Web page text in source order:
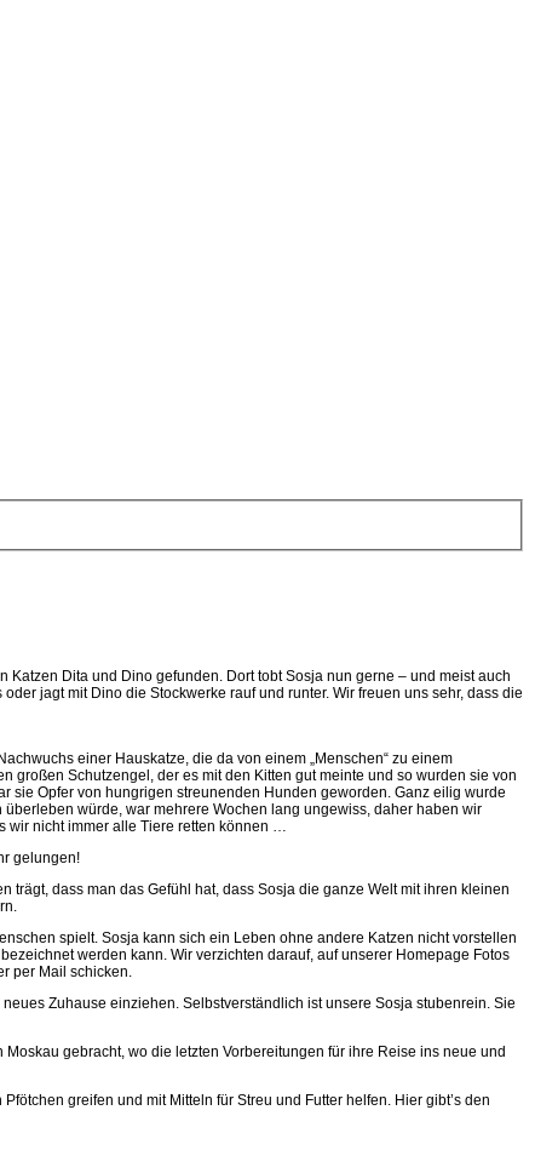
Dita und Dino gefunden. Dort tobt Sosja nun gerne – und meist auch
jagt mit Dino die Stockwerke rauf und runter. Wir freuen uns sehr, dass die
einer Hauskatze, die da von einem „Menschen“ zu einem
Schutzengel, der es mit den Kitten gut meinte und so wurden sie von
sie Opfer von hungrigen streunenden Hunden geworden. Ganz eilig wurde
würde, war mehrere Wochen lang ungewiss, daher haben wir
wir nicht immer alle Tiere retten können …
gelungen!
dass man das Gefühl hat, dass Sosja die ganze Welt mit ihren kleinen
spielt. Sosja kann sich ein Leben ohne andere Katzen nicht vorstellen
werden kann. Wir verzichten darauf, auf unserer Homepage Fotos
per Mail schicken.
Zuhause einziehen. Selbstverständlich ist unsere Sosja stubenrein. Sie
gebracht, wo die letzten Vorbereitungen für ihre Reise ins neue und
greifen und mit Mitteln für Streu und Futter helfen. Hier gibt’s den